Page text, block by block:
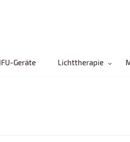
Geräte Lichttherapie